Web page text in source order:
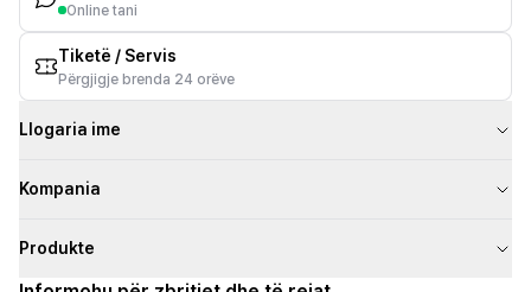
Online tani
Tiketë / Servis
Përgjigje brenda 24 orëve
Llogaria ime
Kompania
Produkte